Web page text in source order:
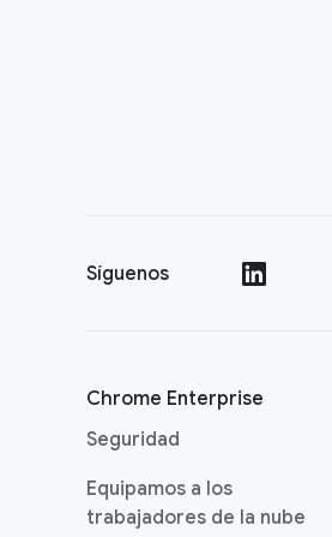
Síguenos
Chrome Enterprise
Seguridad
Equipamos a los
trabajadores de la nube